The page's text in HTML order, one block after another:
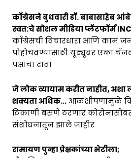
काँग्रेसने बुधवारी डॉ. बाबासाहेब
स्वत:चे सोशल मीडिया प्लॅटफॉर्म
काँग्रेसची विचारधारा आणि काम
पोहोचवण्यासाठी यूट्यूबर एका
पक्षाचा दावा
जे लोक व्यायाम करीत नाहीत, अशा
शक्यता अधिक…आळशीपणामुळे
ठिकाणी बसणे ठरणार
संशोधनातून झाले जाहीर
रामायण पुन्हा प्रेक्षकांच्या भेटीला;